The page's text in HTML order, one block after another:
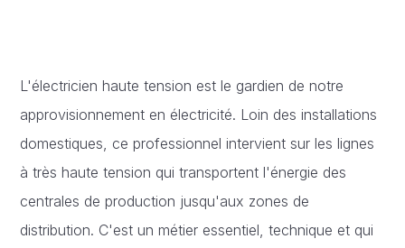
L'électricien haute tension est le gardien de notre
approvisionnement en électricité. Loin des installations
domestiques, ce professionnel intervient sur les lignes
à très haute tension qui transportent l'énergie des
centrales de production jusqu'aux zones de
distribution. C'est un métier essentiel, technique et qui